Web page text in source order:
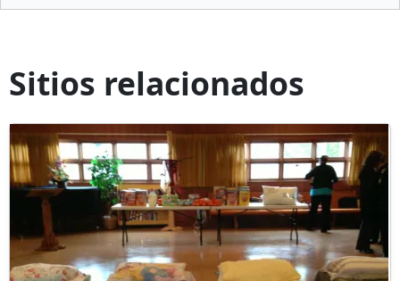
Sitios relacionados